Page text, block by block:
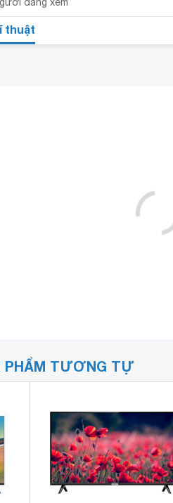
thuật
PHẨM TƯƠNG TỰ